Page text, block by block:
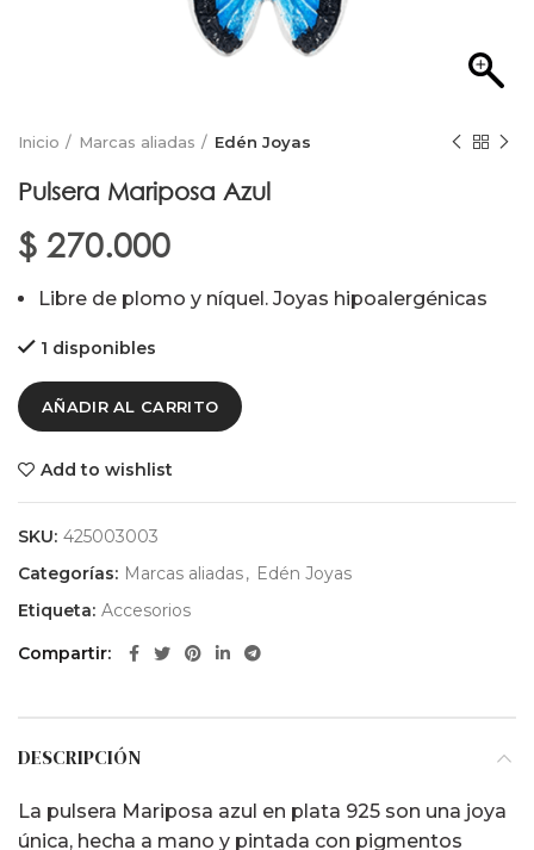
Inicio Marcas aliadas Edén Joyas
Pulsera Mariposa Azul
$ 270.000
Libre de plomo y níquel. Joyas hipoalergénicas
1 disponibles
AÑADIR AL CARRITO
Add to wishlist
SKU: 425003003
Categorías: Marcas aliadas, Edén Joyas
Etiqueta: Accesorios
Compartir
DESCRIPCIÓN
La pulsera Mariposa azul en plata 925 son una joya
única, hecha a mano y pintada con pigmentos